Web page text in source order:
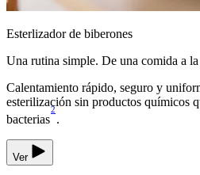
Esterlizador de biberones
Una rutina simple. De una comida a
Calentamiento rápido, seguro y
esterilización sin productos químicos
bacterias
2
.
Ver